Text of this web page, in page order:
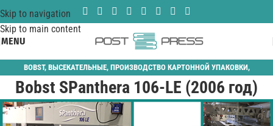
Skip to navigation
Skip to main content
MENU
BOBST, ВЫСЕКАТЕЛЬНЫЕ, ПРОИЗВОДСТВО КАРТОННОЙ УПАКОВКИ,
ШТАНЦАГРЕГАТЫ
Bobst SPanthera 106-LE (2006 год)